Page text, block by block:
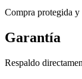
Compra protegida y
Garantía
Respaldo